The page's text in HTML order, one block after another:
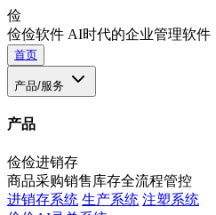
俭
俭俭软件 AI时代的企业管理软件
首页
产品/服务
产品
俭俭进销存
商品采购销售库存全流程管控
进销存系统 生产系统 注塑系统